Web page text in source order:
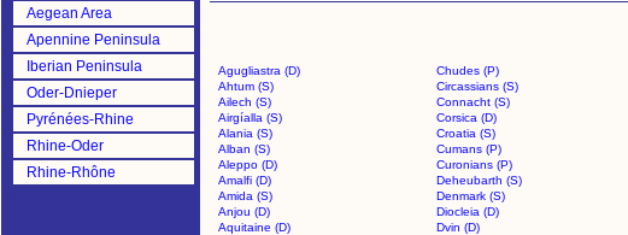
Aegean Area
Apennine Peninsula
Iberian Peninsula
Oder-Dnieper
Pyrénées-Rhine
Rhine-Oder
Rhine-Rhône
Agugliastra (D) Chudes (P)
Ahtum (S)
Circassians (S)
Ailech (S)
Connacht (S)
Airgíalla (S)
Corsica (D)
Alania (S)
Croatia (S)
Alban (S)
Cumans (P)
Aleppo (D)
Curonians (P)
Amalfi (D)
Deheubarth (S)
Amida (S)
Denmark (S)
Anjou (D)
Diocleia (D)
Aquitaine (D)
Dvin (D)